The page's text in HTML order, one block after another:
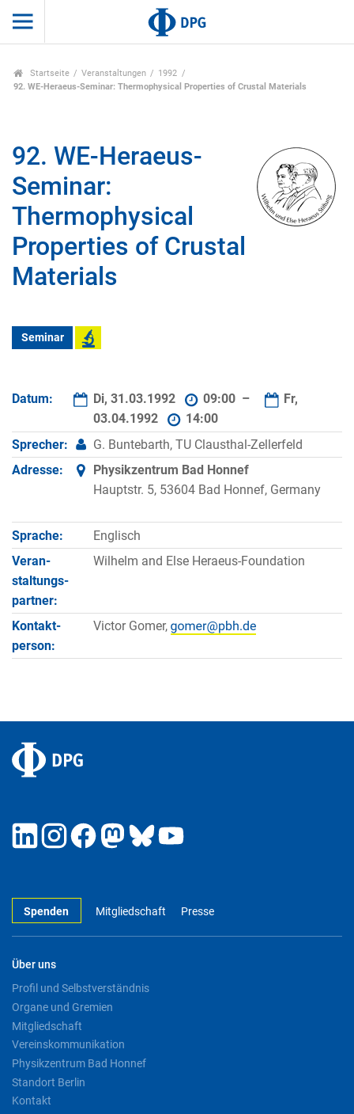
Startseite Veranstaltungen
1992
92. WE-Heraeus-Seminar: Thermophysical Properties of Crustal Materials
92. WE-Heraeus-
Seminar:
Thermophysical
Properties of Crustal
Materials
Seminar
Datum: Di, 31.03.1992 09:00 –
Fr,
03.04.1992
14:00
Sprecher:
G. Buntebarth, TU Clausthal-Zellerfeld
Adresse:
Physikzentrum Bad Honnef
Hauptstr. 5, 53604 Bad Honnef, Germany
Sprache:
Englisch
Veran­
staltungs­
partner:
Wilhelm and Else Heraeus-Foundation
Kontakt­
person:
Victor Gomer,
Spenden Mitgliedschaft Presse
Über uns
Profil und Selbstverständnis
Organe und Gremien
Mitgliedschaft
Vereinskommunikation
Physikzentrum Bad Honnef
Standort Berlin
Kontakt